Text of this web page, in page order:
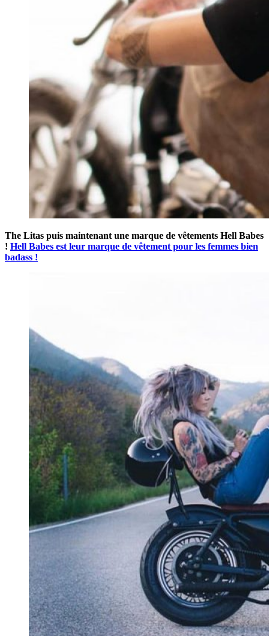
The Litas puis maintenant une marque de vêtements Hell Babes
! Hell Babes est leur marque de vêtement pour les femmes bien
badass !